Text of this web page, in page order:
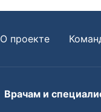
О проекте
Врачам и